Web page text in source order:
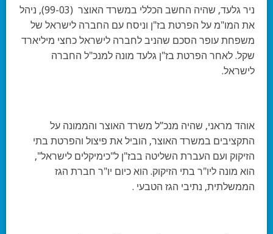
ניר גלעד, שהיה החשב הכללי במשרד האוצר (99-03), ניהל
את המו"מ על הפרטת בז"ן וניסח עם החברה לישראל של
משפחת עופר הסכם שהניב לחברה לישראל כחצי מיליארד
שקל. לאחר הפרטת בז"ן גלעד מונה למנכ"ל החברה
לישראל.
אוהד מראני, שהיה מנכ”ל משרד האוצר והממונה על
התקציבים במשרד האוצר, הוביל את פיצול והפרטת בתי
הזיקוק ועם העברת השליטה בבז"ן ל"כימיקלים לישראל",
הוא מונה ליו"ר בתי הזיקוק. הוא כיום יו"ר חברת הגז
הממשלתית, נתיבי הגז הטבעי .